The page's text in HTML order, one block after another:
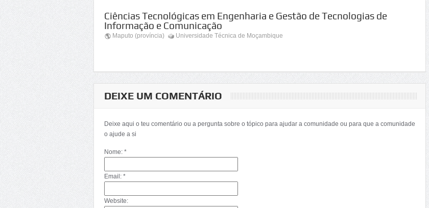
Ciências Tecnológicas em Engenharia e Gestão de Tecnologias de
Informação e Comunicação
Maputo (província) Universidade Técnica de Moçambique
DEIXE UM COMENTÁRIO
Deixe aqui o teu comentário ou a pergunta sobre o tópico para ajudar a comunidade ou para que a comunidade
o ajude a si
Nome: *
Email: *
Website: